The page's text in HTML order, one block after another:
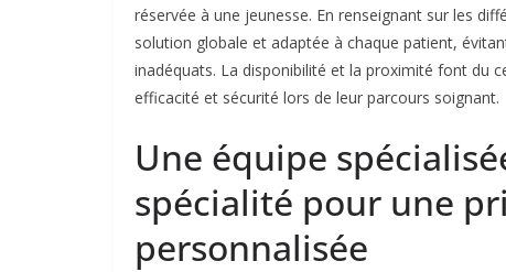
réservée à une jeunesse. En renseignant sur les
solution globale et adaptée à chaque patient,
inadéquats. La disponibilité et la proximité font du
efficacité et sécurité lors de leur parcours soignant.
Une équipe
spécialité pour une
personnalisée